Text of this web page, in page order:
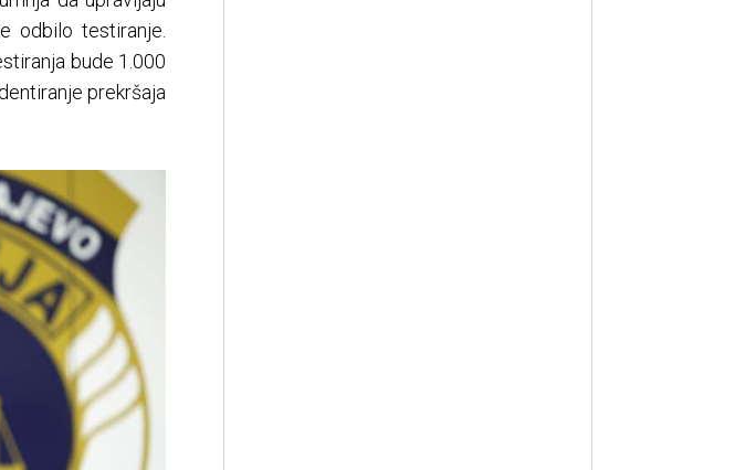
odbilo testiranje.
bude 1.000
prekršaja